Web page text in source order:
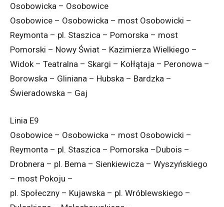
Osobowicka – Osobowice
Osobowice – Osobowicka – most Osobowicki –
Reymonta – pl. Staszica – Pomorska – most
Pomorski – Nowy Świat – Kazimierza Wielkiego –
Widok – Teatralna – Skargi – Kołłątaja – Peronowa –
Borowska – Gliniana – Hubska – Bardzka –
Świeradowska – Gaj
Linia E9
Osobowice – Osobowicka – most Osobowicki –
Reymonta – pl. Staszica – Pomorska –Dubois –
Drobnera – pl. Bema – Sienkiewicza – Wyszyńskiego
– most Pokoju –
pl. Społeczny – Kujawska – pl. Wróblewskiego –